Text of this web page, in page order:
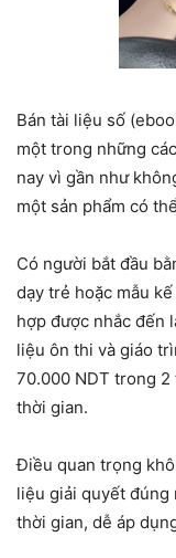
Bán tài liệu số
một trong những
nay vì gần như
một sản phẩm có
Có người bắt đầu
dạy trẻ hoặc mẫu
hợp được nhắc đến
liệu ôn thi và giáo
70.000 NDT trong 2
thời gian.
Điều quan trọng
liệu giải quyết đúng
thời gian, dễ áp